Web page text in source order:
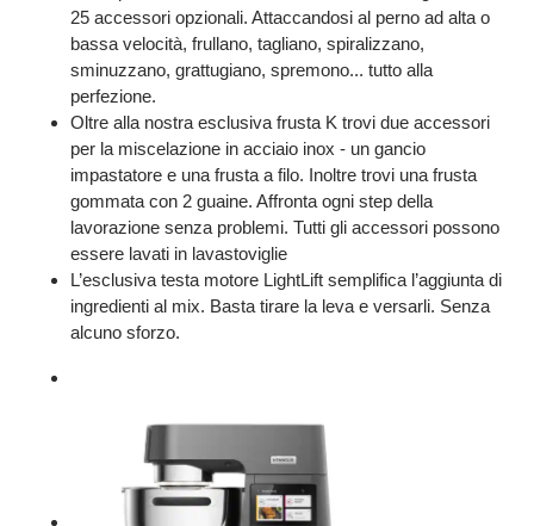
25 accessori opzionali. Attaccandosi al perno ad alta o
bassa velocità, frullano, tagliano, spiralizzano,
sminuzzano, grattugiano, spremono... tutto alla
perfezione.
Oltre alla nostra esclusiva frusta K trovi due accessori
per la miscelazione in acciaio inox - un gancio
impastatore e una frusta a filo. Inoltre trovi una frusta
gommata con 2 guaine. Affronta ogni step della
lavorazione senza problemi. Tutti gli accessori possono
essere lavati in lavastoviglie
L’esclusiva testa motore LightLift semplifica l’aggiunta di
ingredienti al mix. Basta tirare la leva e versarli. Senza
alcuno sforzo.